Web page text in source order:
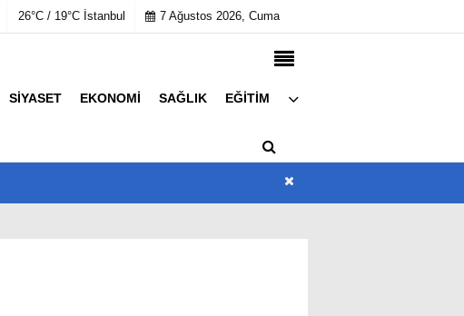
26°C / 19°C İstanbul 7 Ağustos 2026, Cuma
SIYASET EKONOMI SAĞLIK EĞITIM